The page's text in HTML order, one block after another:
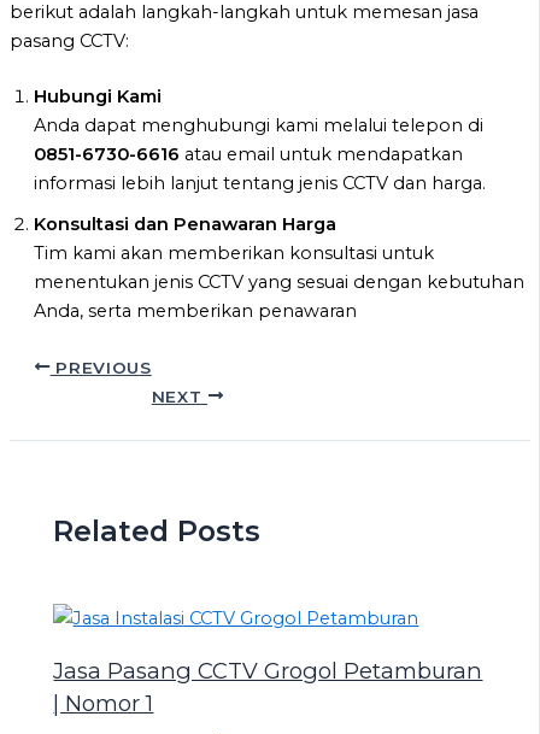
berikut adalah langkah-langkah untuk memesan jasa
pasang CCTV:
Hubungi Kami
Anda dapat menghubungi kami melalui telepon di
0851-6730-6616 atau email untuk mendapatkan
informasi lebih lanjut tentang jenis CCTV dan harga.
Konsultasi dan Penawaran Harga
Tim kami akan memberikan konsultasi untuk
menentukan jenis CCTV yang sesuai dengan kebutuhan
Anda, serta memberikan penawaran
PREVIOUS
NEXT
Related Posts
Jasa Pasang CCTV Grogol Petamburan
| Nomor 1